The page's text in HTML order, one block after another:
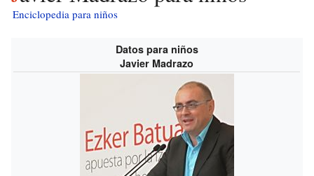
Enciclopedia para niños
Datos para niños
Javier Madrazo